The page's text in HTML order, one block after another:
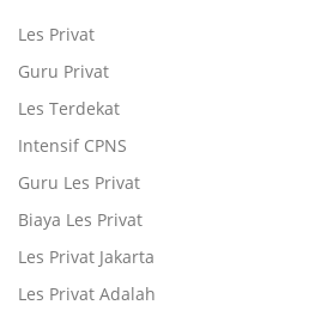
Les Privat
Guru Privat
Les Terdekat
Intensif CPNS
Guru Les Privat
Biaya Les Privat
Les Privat Jakarta
Les Privat Adalah